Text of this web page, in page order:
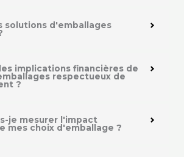
solutions d'emballages
implications financières de
respectueux de
?
je mesurer l'impact
mes choix d'emballage ?